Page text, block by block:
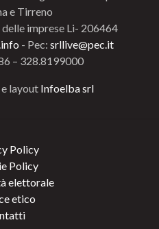
e Tirreno
imprese Li- 206464
- Pec: srllive@pec.it
– 328.8199000
layout Infoelba srl
Policy
Policy
elettorale
etico